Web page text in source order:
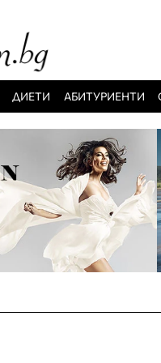
ДИЕТИ АБИТУРИЕНТИ